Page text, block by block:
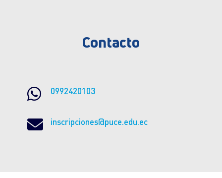
Contacto
 0992420103
 inscripciones@puce.edu.ec